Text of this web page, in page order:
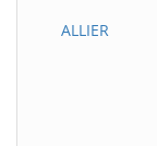
ALLIER